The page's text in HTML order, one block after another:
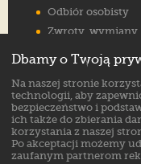
Odbiór osobisty
Zwroty, wymiany
Jak wybrać
FAQ
Znajdź nas
Dbamy o Twoją
Na naszej stronie
technologii, aby
bezpieczeństwo i
ich także do zbierania
korzystania z naszej
Po akceptacji możemy
zaufanym partnerom